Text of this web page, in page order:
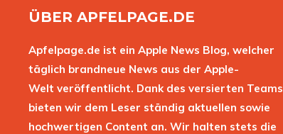
ÜBER APFELPAGE.DE
Apfelpage.de ist ein Apple News Blog, welcher
täglich brandneue News aus der Apple-
Welt veröffentlicht. Dank des versierten Teams
bieten wir dem Leser ständig aktuellen sowie
hochwertigen Content an. Wir halten stets die